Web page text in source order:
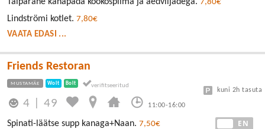
7,80€
Lindströmi kotlet. 7,80€
VAATA EDASI ...
Friends Restoran
MUSTAMÄE Wolt Bolt
4 |49 11:00-16:00
kuni 2h tasuta
EN
Spinati-läätse supp kanaga+Naan. 7,50€